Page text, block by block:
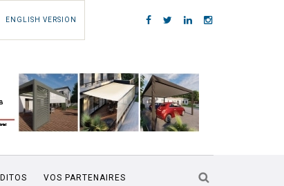
ENGLISH VERSION
VOS PARTENAIRES